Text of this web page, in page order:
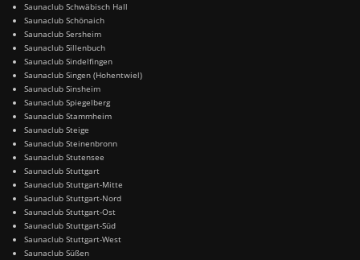
Saunaclub Schwäbisch Hall
Saunaclub Schönaich
Saunaclub Sersheim
Saunaclub Sillenbuch
Saunaclub Sindelfingen
Saunaclub Singen (Hohentwiel)
Saunaclub Sinsheim
Saunaclub Spiegelberg
Saunaclub Stammheim
Saunaclub Steige
Saunaclub Steinenbronn
Saunaclub Stutensee
Saunaclub Stuttgart
Saunaclub Stuttgart-Mitte
Saunaclub Stuttgart-Nord
Saunaclub Stuttgart-Ost
Saunaclub Stuttgart-Süd
Saunaclub Stuttgart-West
Saunaclub Süßen